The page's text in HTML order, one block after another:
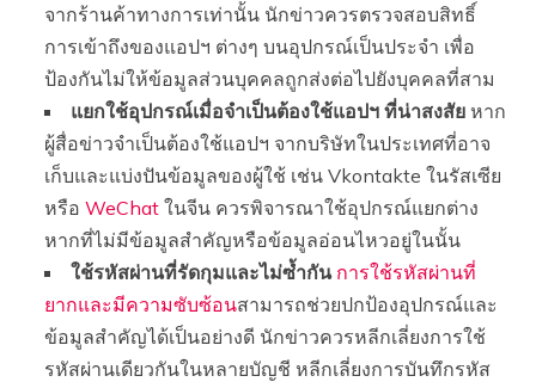
จากร้านค้าทางการเท่านั้น นักข่าวควรตรวจสอบสิทธิ์
การเข้าถึงของแอปฯ ต่างๆ บนอุปกรณ์เป็นประจำ เพื่อ
ป้องกันไม่ให้ข้อมูลส่วนบุคคลถูกส่งต่อไปยังบุคคลที่สาม
แยกใช้อุปกรณ์เมื่อจำเป็นต้องใช้แอปฯ ที่น่าสงสัย หาก
ผู้สื่อข่าวจำเป็นต้องใช้แอปฯ จากบริษัทในประเทศที่อาจ
เก็บและแบ่งปันข้อมูลของผู้ใช้ เช่น Vkontakte ในรัสเซีย
หรือWeChat ในจีน ควรพิจารณาใช้อุปกรณ์แยกต่าง
หากที่ไม่มีข้อมูลสำคัญหรือข้อมูลอ่อนไหวอยู่ในนั้น
ใช้รหัสผ่านที่รัดกุมและไม่ซ้ำกัน การใช้รหัสผ่านที่
ยากและมีความซับซ้อนสามารถช่วยปกป้องอุปกรณ์และ
ข้อมูลสำคัญได้เป็นอย่างดี นักข่าวควรหลีกเลี่ยงการใช้
รหัสผ่านเดียวกันในหลายบัญชี หลีกเลี่ยงการบันทึกรหัส